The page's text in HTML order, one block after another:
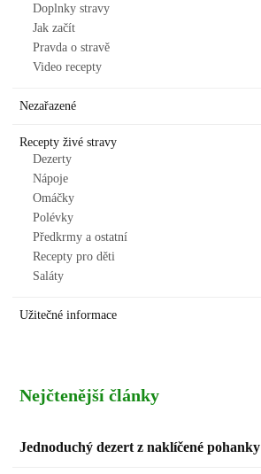
Doplnky stravy
Jak začít
Pravda o stravě
Video recepty
Nezařazené
Recepty živé stravy
Dezerty
Nápoje
Omáčky
Polévky
Předkrmy a ostatní
Recepty pro děti
Saláty
Užitečné informace
Nejčtenější články
Jednoduchý dezert z naklíčené pohanky